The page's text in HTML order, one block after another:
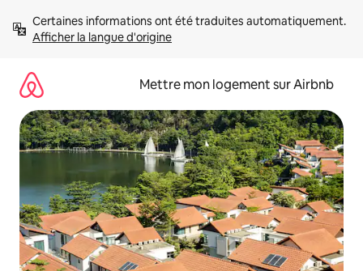
directement
Afficher la langue d'origine
Mettre mon logement sur Airbnb